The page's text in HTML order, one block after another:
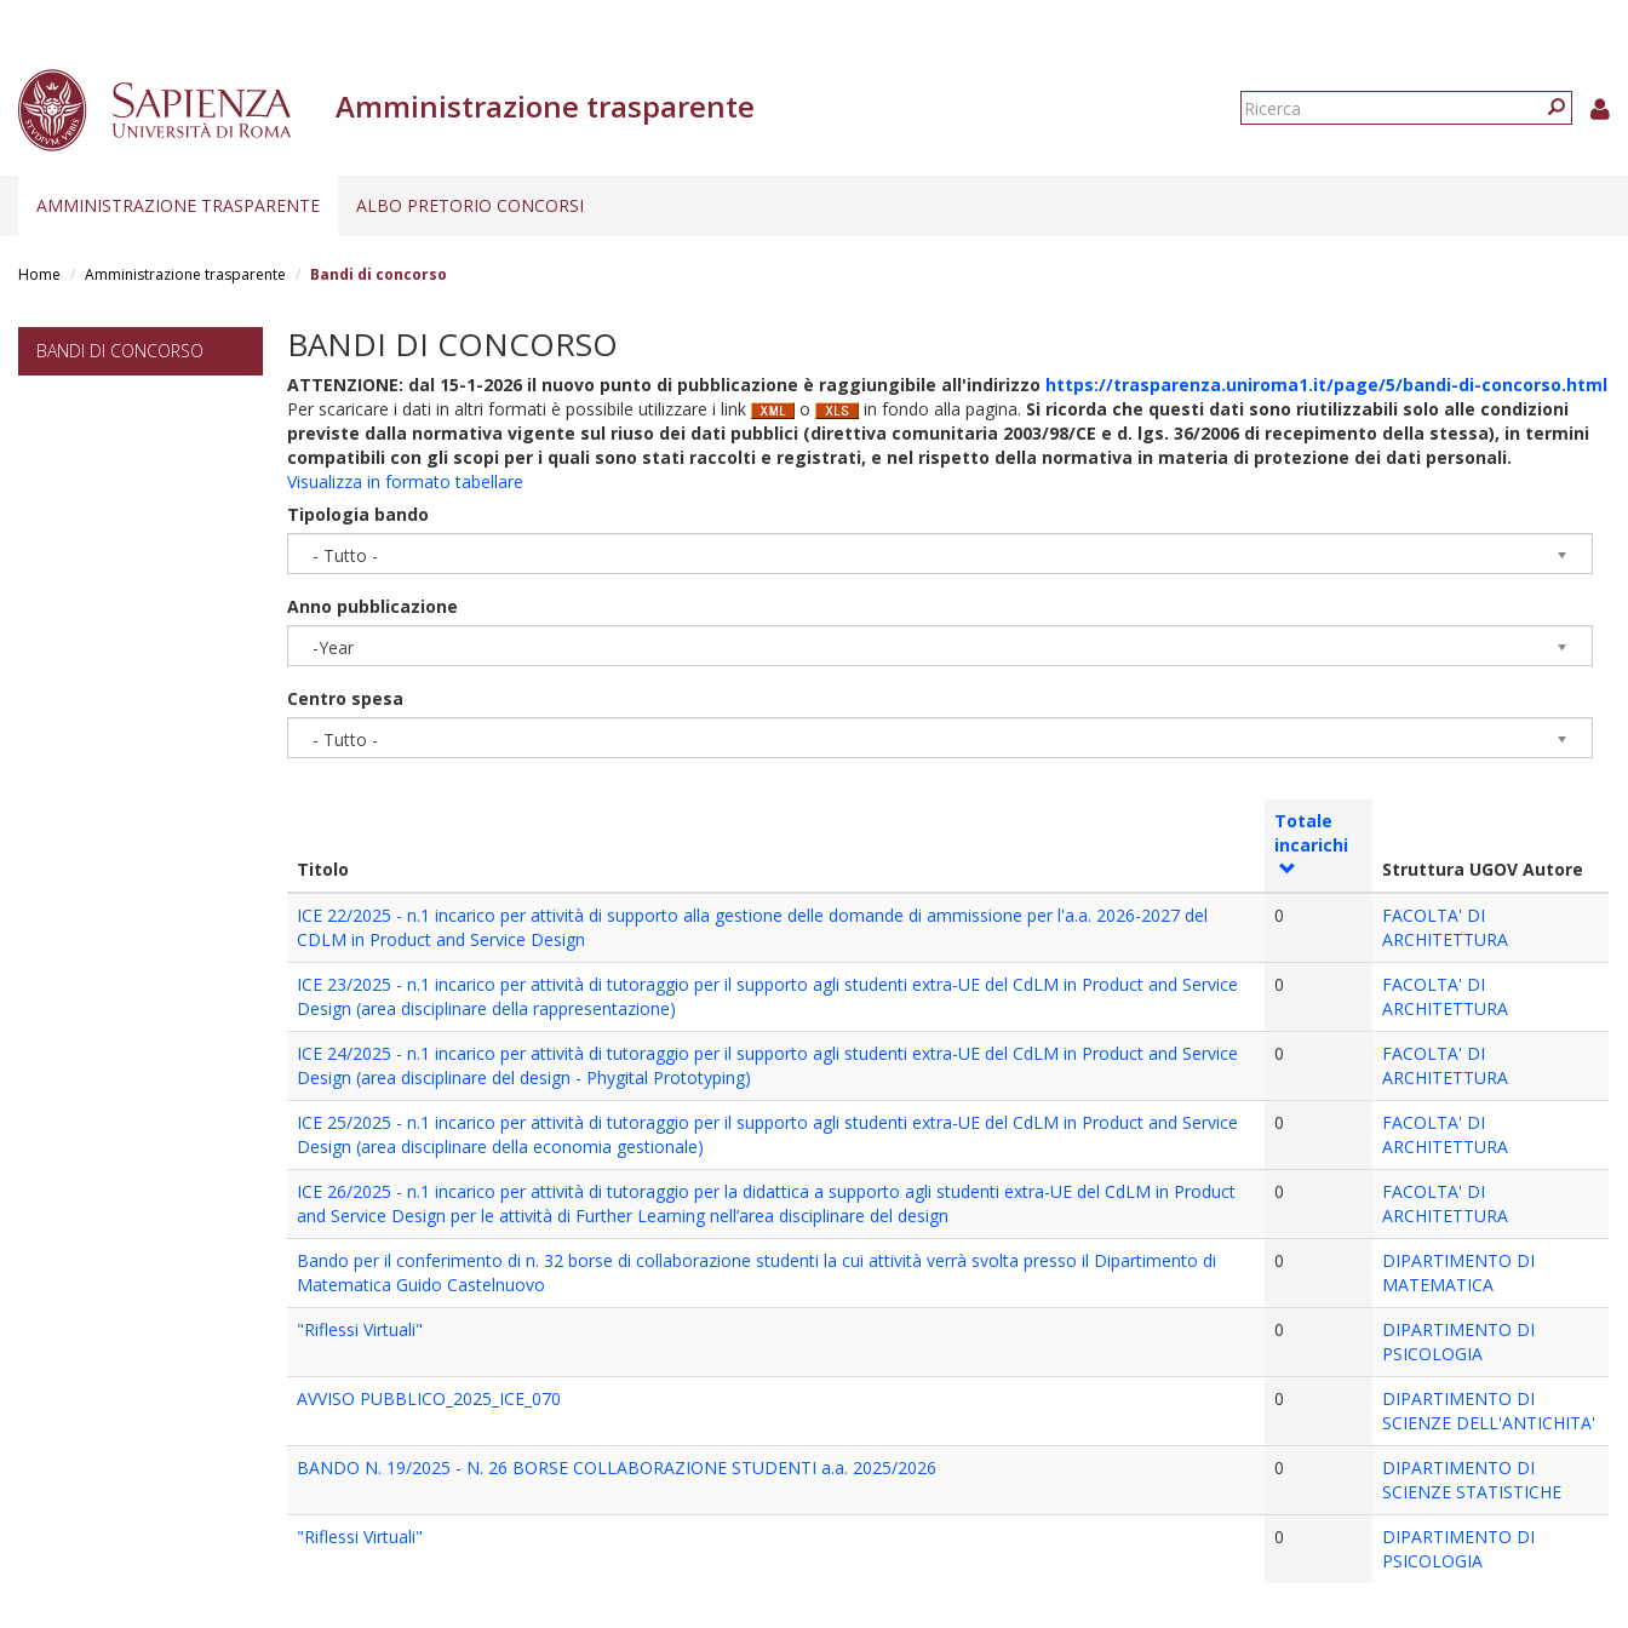
Amministrazione trasparente
Form
AMMINISTRAZIONE TRASPARENTE ALBO PRETORIO CONCORSI
Home Amministrazione trasparente Bandi di concorso
BANDI DI CONCORSO BANDI DI CONCORSO
ATTENZIONE: dal 15-1-2026 il nuovo punto di pubblicazione è raggiungibile all'indirizzo https://trasparenza.uniroma1.it/page/5/bandi-di-concorso.html
Per scaricare i dati in altri formati è possibile utilizzare i link
o in fondo alla pagina. Si ricorda che questi dati sono riutilizzabili solo alle condizioni
previste dalla normativa vigente sul riuso dei dati pubblici (direttiva comunitaria 2003/98/CE e d. lgs. 36/2006 di recepimento della stessa), in termini
compatibili con gli scopi per i quali sono stati raccolti e registrati, e nel rispetto della normativa in materia di protezione dei dati personali.
Visualizza in formato tabellare
Tipologia bando
- Tutto -
Anno pubblicazione
-Year
Centro spesa
- Tutto -
Titolo
Totale
incarichi
Struttura UGOV Autore
ICE 22/2025 - n.1 incarico per attività di supporto alla gestione delle domande di ammissione per l'a.a. 2026-2027 del
CDLM in Product and Service Design
0
FACOLTA' DI
ARCHITETTURA
ICE 23/2025 - n.1 incarico per attività di tutoraggio per il supporto agli studenti extra-UE del CdLM in Product and Service
Design (area disciplinare della rappresentazione)
0
FACOLTA' DI
ARCHITETTURA
ICE 24/2025 - n.1 incarico per attività di tutoraggio per il supporto agli studenti extra-UE del CdLM in Product and Service
Design (area disciplinare del design - Phygital Prototyping)
0
FACOLTA' DI
ARCHITETTURA
ICE 25/2025 - n.1 incarico per attività di tutoraggio per il supporto agli studenti extra-UE del CdLM in Product and Service
Design (area disciplinare della economia gestionale)
0
FACOLTA' DI
ARCHITETTURA
ICE 26/2025 - n.1 incarico per attività di tutoraggio per la didattica a supporto agli studenti extra-UE del CdLM in Product
and Service Design per le attività di Further Learning nell’area disciplinare del design
0
FACOLTA' DI
ARCHITETTURA
Bando per il conferimento di n. 32 borse di collaborazione studenti la cui attività verrà svolta presso il Dipartimento di
Matematica Guido Castelnuovo
0
DIPARTIMENTO DI
MATEMATICA
"Riflessi Virtuali"
0
DIPARTIMENTO DI
PSICOLOGIA
AVVISO PUBBLICO_2025_ICE_070
0
DIPARTIMENTO DI
SCIENZE DELL'ANTICHITA'
BANDO N. 19/2025 - N. 26 BORSE COLLABORAZIONE STUDENTI a.a. 2025/2026
0
DIPARTIMENTO DI
SCIENZE STATISTICHE
"Riflessi Virtuali"
0
DIPARTIMENTO DI
PSICOLOGIA